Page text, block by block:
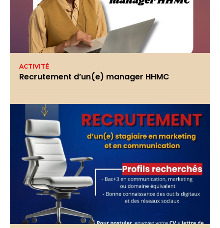
ACTIVITÉ
Recrutement d’un(e) manager HHMC